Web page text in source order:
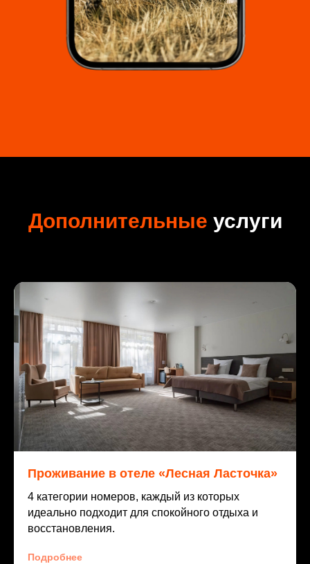
Дополнительные услуги
Проживание в отеле «Лесная Ласточка»
4 категории номеров, каждый из которых
идеально подходит для спокойного отдыха и
восстановления.
Подробнее